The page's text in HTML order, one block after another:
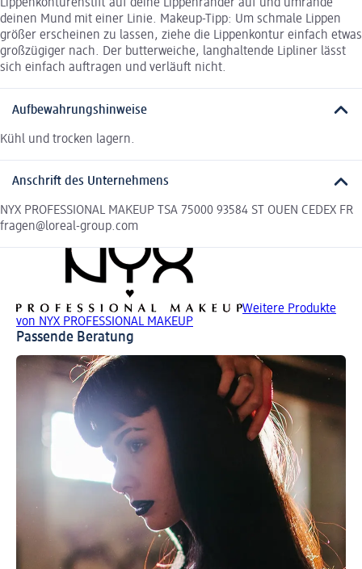
Lippenkonturenstift auf deine Lippenränder auf und umrande
deinen Mund mit einer Linie. Makeup-Tipp: Um schmale Lippen
größer erscheinen zu lassen, ziehe die Lippenkontur einfach etwas
großzügiger nach. Der butterweiche, langhaltende Lipliner lässt
sich einfach auftragen und verläuft nicht.
Aufbewahrungshinweise
Kühl und trocken lagern.
Anschrift des Unternehmens
NYX PROFESSIONAL MAKEUP TSA 75000 93584 ST OUEN CEDEX FR
fragen@loreal-group.com
Weitere Produkte
von NYX PROFESSIONAL MAKEUP
Passende Beratung